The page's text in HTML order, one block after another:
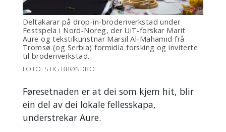
Deltakarar på drop‑in‑broderiverkstad under
Festspela i Nord‑Noreg, der UiT‑forskar Marit
Aure og tekstilkunstnar Marsil Al‑Mahamid frå
Tromsø (og Serbia) formidla forsking og inviterte
til broderiverkstad.
FOTO: STIG BRØNDBO
Føresetnaden er at dei som kjem hit, blir
ein del av dei lokale fellesskapa,
understrekar Aure.